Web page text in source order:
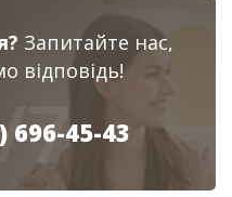
Запитайте нас,
відповідь!
696-45-43
7